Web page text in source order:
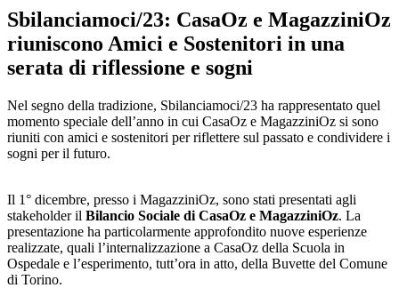
Sbilanciamoci/23: CasaOz e MagazziniOz
riuniscono Amici e Sostenitori in una
serata di riflessione e sogni
Nel segno della tradizione, Sbilanciamoci/23 ha rappresentato quel
momento speciale dell’anno in cui CasaOz e MagazziniOz si sono
riuniti con amici e sostenitori per riflettere sul passato e condividere i
sogni per il futuro.
Il 1° dicembre, presso i MagazziniOz, sono stati presentati agli
stakeholder il Bilancio Sociale di CasaOz e MagazziniOz. La
presentazione ha particolarmente approfondito nuove esperienze
realizzate, quali l’internalizzazione a CasaOz della Scuola in
Ospedale e l’esperimento, tutt’ora in atto, della Buvette del Comune
di Torino.